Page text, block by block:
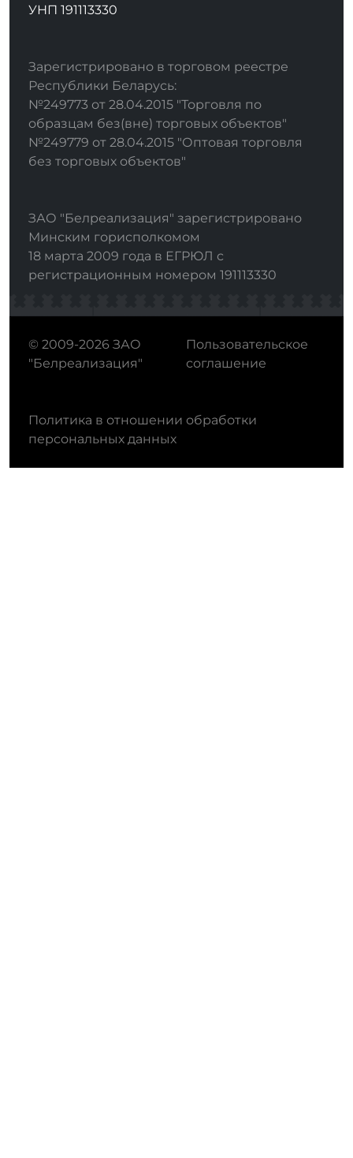
УНП 191113330
Зарегистрировано в торговом реестре
Республики Беларусь:
№249773 от 28.04.2015 "Торговля по
образцам без(вне) торговых объектов"
№249779 от 28.04.2015 "Оптовая торговля
без торговых объектов"
ЗАО "Белреализация" зарегистрировано
Минским горисполкомом
18 марта 2009 года в ЕГРЮЛ с
регистрационным номером 191113330
© 2009-2026 ЗАО
"Белреализация"
Пользовательское
соглашение
Политика в отношении обработки
персональных данных